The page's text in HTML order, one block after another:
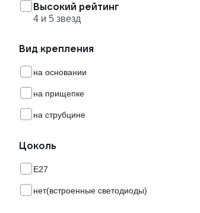
Высокий рейтинг
4 и 5 звезд
Вид крепления
на основании
на прищепке
на струбцине
Цоколь
E27
нет(встроенные светодиоды)